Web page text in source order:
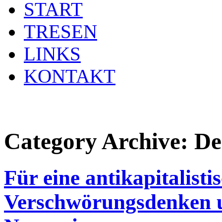
START
TRESEN
LINKS
KONTAKT
Category Archive:
Für eine
Verschwörungsdenken